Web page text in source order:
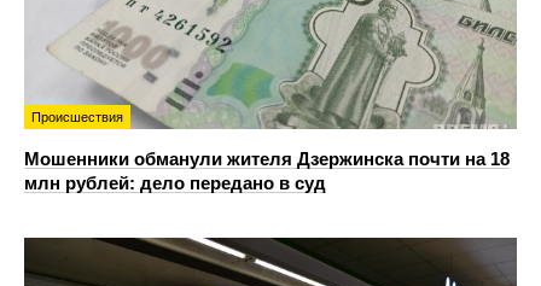
Происшествия
Мошенники обманули жителя Дзержинска почти на 18
млн рублей: дело передано в суд